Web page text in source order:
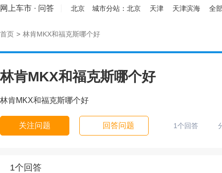
网上车市 · 问答 北京 城市分站： 北京 天津 天津滨海 全
首页 > 林肯MKX和福克斯哪个好
林肯MKX和福克斯哪个好
林肯MKX和福克斯哪个好
关注问题 回答问题 1个回答
1个回答